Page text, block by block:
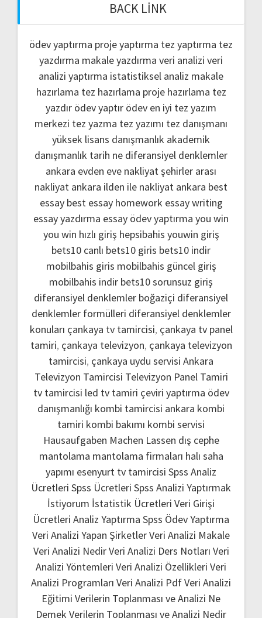
BACK LINK
ödev yaptırma proje yaptırma tez yaptırma tez
yazdırma makale yazdırma veri analizi veri
analizi yaptırma istatistiksel analiz makale
hazırlama tez hazırlama proje hazırlama tez
yazdır ödev yaptır ödev en iyi tez yazım
merkezi tez yazma tez yazımı tez danışmanı
yüksek lisans danışmanlık akademik
danışmanlık tarih ne diferansiyel denklemler
ankara evden eve nakliyatşehirler arası
nakliyat ankara ilden ile nakliyat ankara best
essay best essay homework essay writing
essay yazdırma essay ödev yaptırma you win
you win hızlı giriş hepsibahis youwin giriş
bets10 canlı bets10 giris bets10 indir
mobilbahis giris mobilbahis güncel giriş
mobilbahis indir bets10 sorunsuz giriş
diferansiyel denklemler boğaziçi diferansiyel
denklemler formülleri diferansiyel denklemler
konuları çankaya tv tamircisi, çankaya tv panel
tamiri, çankaya televizyon, çankaya televizyon
tamircisi, çankaya uydu servisi Ankara
Televizyon Tamircisi Televizyon Panel Tamiri
tv tamircisi led tv tamiri çeviri yaptırma ödev
danışmanlığı kombi tamircisi ankara kombi
tamiri kombi bakımı kombi servisi
Hausaufgaben Machen Lassen dış cephe
mantolama mantolama firmaları halı saha
yapımı esenyurt tv tamircisi Spss Analiz
Ücretleri Spss Ücretleri Spss Analizi Yaptırmak
İstiyorum İstatistik Ücretleri Veri Girişi
Ücretleri Analiz Yaptırma Spss Ödev Yaptırma
Veri Analizi Yapan ŞirketlerVeri Analizi Makale
Veri Analizi NedirVeri Analizi Ders Notları Veri
Analizi Yöntemleri Veri Analizi Özellikleri Veri
Analizi Programları Veri Analizi PdfVeri Analizi
Eğitimi Verilerin Toplanması ve Analizi Ne
Demek Verilerin Toplanması ve Analizi Nedir